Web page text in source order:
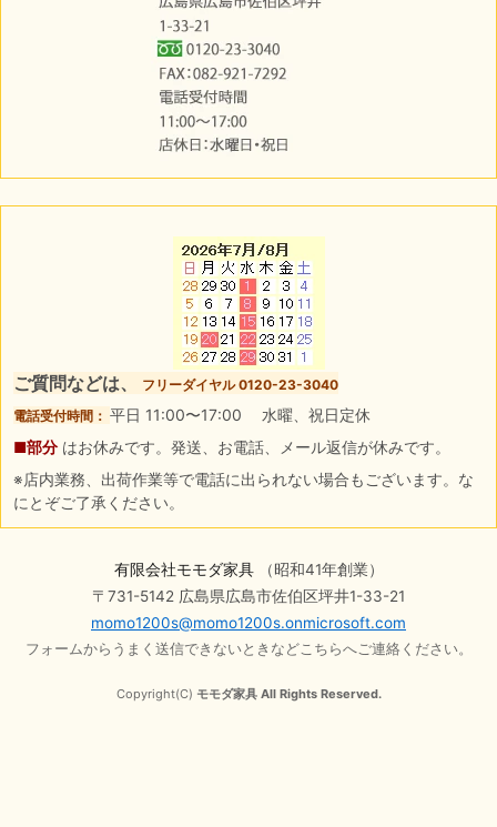
ご質問などは、
フリーダイヤル 0120-23-3040
電話受付時間： 平日 11:00〜17:00 水曜、祝日定休
■部分 はお休みです。発送、お電話、メール返信が休みです。
※店内業務、出荷作業等で電話に出られない場合もございます。な
にとぞご了承ください。
有限会社モモダ家具（昭和41年創業）
〒731-5142 広島県広島市佐伯区坪井1-33-21
momo1200s@momo1200s.onmicrosoft.com
フォームからうまく送信できないときなどこちらへご連絡ください。
Copyright(C) モモダ家具 All Rights Reserved.